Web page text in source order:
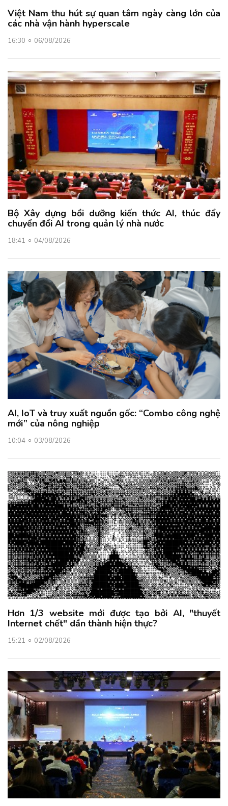
Việt Nam thu hút sự quan tâm ngày càng lớn của
các nhà vận hành hyperscale
16:30 06/08/2026
Bộ Xây dựng bồi dưỡng kiến thức AI, thúc đẩy
chuyển đổi AI trong quản lý nhà nước
18:41 04/08/2026
AI, IoT và truy xuất nguồn gốc: “Combo công nghệ
mới” của nông nghiệp
10:04 03/08/2026
Hơn 1/3 website mới được tạo bởi AI, "thuyết
Internet chết" dần thành hiện thực?
15:21 02/08/2026